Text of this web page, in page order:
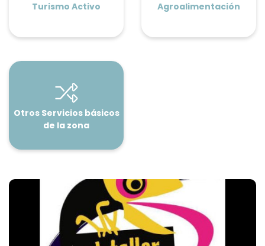
Turismo Activo Agroalimentación
Otros Servicios básicos
de la zona